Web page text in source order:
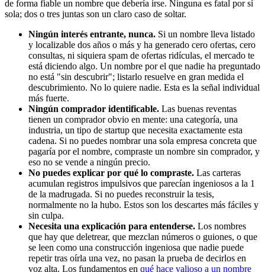
de forma fiable un nombre que debería irse. Ninguna es fatal por sí
sola; dos o tres juntas son un claro caso de soltar.
Ningún interés entrante, nunca. Si un nombre lleva listado
y localizable dos años o más y ha generado cero ofertas, cero
consultas, ni siquiera spam de ofertas ridículas, el mercado te
está diciendo algo. Un nombre por el que nadie ha preguntado
no está "sin descubrir"; listarlo resuelve en gran medida el
descubrimiento. No lo quiere nadie. Esta es la señal individual
más fuerte.
Ningún comprador identificable. Las buenas reventas
tienen un comprador obvio en mente: una categoría, una
industria, un tipo de startup que necesita exactamente esta
cadena. Si no puedes nombrar una sola empresa concreta que
pagaría por el nombre, compraste un nombre sin comprador, y
eso no se vende a ningún precio.
No puedes explicar por qué lo compraste. Las carteras
acumulan registros impulsivos que parecían ingeniosos a la 1
de la madrugada. Si no puedes reconstruir la tesis,
normalmente no la hubo. Estos son los descartes más fáciles y
sin culpa.
Necesita una explicación para entenderse. Los nombres
que hay que deletrear, que mezclan números o guiones, o que
se leen como una construcción ingeniosa que nadie puede
repetir tras oírla una vez, no pasan la prueba de decirlos en
voz alta. Los fundamentos en qué hace valioso a un nombre